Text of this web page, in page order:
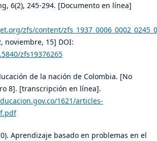
6(2), 245-294. [Documento en línea]
zfs/content/
noviembre, 15] DOI:
zfs19376265
de la nación de Colombia. [No
8]. [transcripción en línea].
1621/articles-
Aprendizaje basado en problemas en el